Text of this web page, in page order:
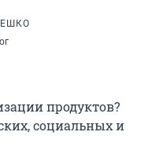
продуктов?
социальных и